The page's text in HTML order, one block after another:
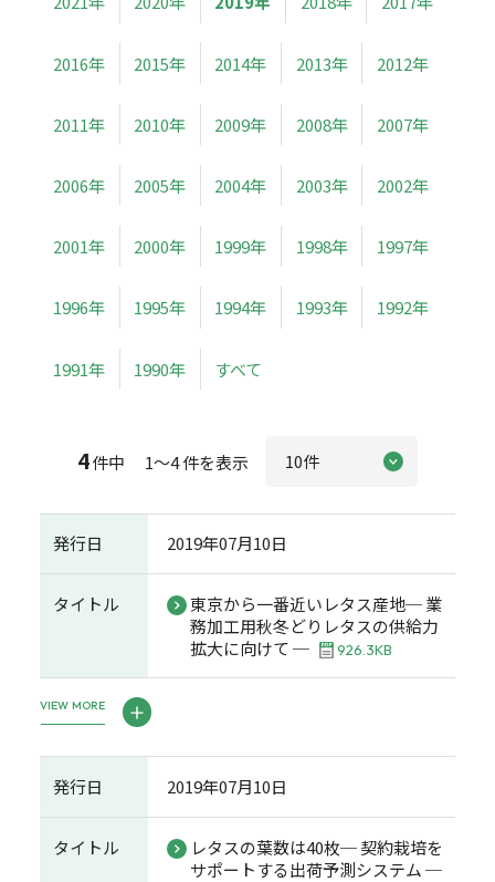
2016年 2015年 2014年 2013年 2012年
2011年 2010年 2009年 2008年 2007年
2006年 2005年 2004年 2003年 2002年
2001年 2000年 1999年 1998年 1997年
1996年 1995年 1994年 1993年 1992年
1991年 1990年 すべて
4件中 1～4 件を表示
発行日 2019年07月10日
タイトル
東京から一番近いレタス産地─ 業
務加工用秋冬どりレタスの供給力
拡大に向けて ─
926.3KB
VIEW MORE
発行日 2019年07月10日
タイトル
レタスの葉数は40枚─ 契約栽培を
サポートする出荷予測システム ─